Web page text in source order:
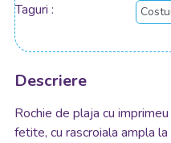
Taguri
Descriere
Rochie de plaja cu
fetite, cu rascroiala ampla